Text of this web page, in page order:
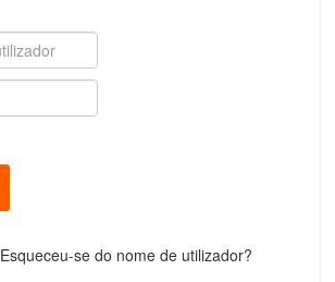
Esqueceu-se do nome de utilizador?